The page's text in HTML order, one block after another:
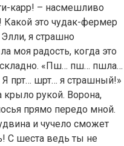
карр! – насмешливо
Какой это чудак-фермер
я страшно
моя радость, когда это
складно. «Пш… пш… пшла…
Я прт… шрт… я страшный!»
крыло рукой. Ворона,
прямо передо мной.
и чучело сможет
С шеста ведь ты не